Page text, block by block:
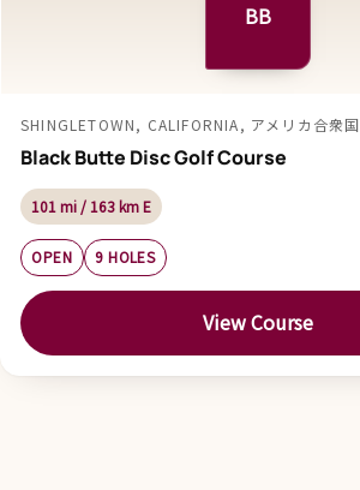
BB
SHINGLETOWN, CALIFORNIA, アメリカ合衆国
Black Butte Disc Golf Course
101 mi / 163 km E
OPEN 9 HOLES
View Course